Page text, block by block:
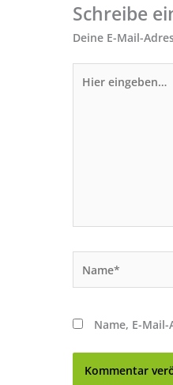
Schreibe
Deine E-Mail-
eingeben…
Name, E-